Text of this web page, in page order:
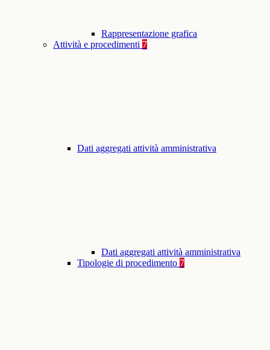
Rappresentazione grafica
Attività e procedimenti 7
Dati aggregati attività amministrativa
Dati aggregati attività amministrativa
Tipologie di procedimento 7